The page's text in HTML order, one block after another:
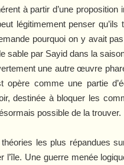
à partir d’une
légitimement penser
pourquoi on y avait
sable par Sayid dans la
une autre œuvre
opère comme une partie
destinée à bloquer les
possible de la trouver.
les plus répandues
l’île. Une guerre menée